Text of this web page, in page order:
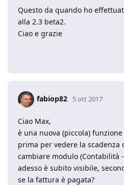
Questo da quando ho
alla 2.3 beta2.
Ciao e grazie
fabiop82 5 ott 2017
Ciao Max,
è una nuova (piccola)
prima per vedere la
cambiare modulo (Contabilità
adesso è subito visibile,
se la fattura è pagata?